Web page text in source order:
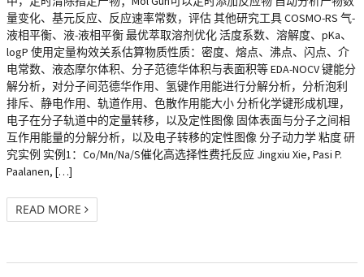
量变化、基元反应、反应速率常数，评估 其他研究工具 COSMO-RS 气-
液相平衡、液-液相平衡 最优萃取溶剂优化 活度系数、溶解度、pKa、
logP 使用定量构效关系估算物质性质：密度、熔点、沸点、闪点、介
电常数、液态摩尔体积、分子范德华体积与表面积等 EDA-NOCV 键能分
解分析，对分子间范德华作用、氢键作用能进行分解分析，分析泡利
排斥、静电作用、轨道作用、色散作用能大小 分析化学键形成机理，
电子在分子轨道中的定量转移，以及定性图像 固体表面与分子之间相
互作用能量的分解分析，以及电子转移的定性图像 分子动力学 粘度 研
究实例 实例1：Co/Mn/Na/S催化高选择性费托反应 Jingxiu Xie, Pasi P.
Paalanen, […]
READ MORE